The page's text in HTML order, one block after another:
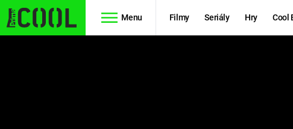
Menu Filmy Seriály Hry Cool